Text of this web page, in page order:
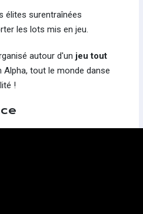
élites surentraînées
les lots mis en jeu.
autour d'un jeu tout
Alpha, tout le monde danse
!